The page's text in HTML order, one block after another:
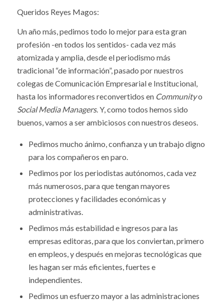
Queridos Reyes Magos:
Un año más, pedimos todo lo mejor para esta gran
profesión -en todos los sentidos- cada vez más
atomizada y amplia, desde el periodismo más
tradicional “de información”, pasado por nuestros
colegas de Comunicación Empresarial e Institucional,
hasta los informadores reconvertidos en Communityo
Social Media Managers. Y, como todos hemos sido
buenos, vamos a ser ambiciosos con nuestros deseos.
Pedimos mucho ánimo, confianza y un trabajo digno
para los compañeros en paro.
Pedimos por los periodistas autónomos, cada vez
más numerosos, para que tengan mayores
protecciones y facilidades económicas y
administrativas.
Pedimos más estabilidad e ingresos para las
empresas editoras, para que los conviertan, primero
en empleos, y después en mejoras tecnológicas que
les hagan ser más eficientes, fuertes e
independientes.
Pedimos un esfuerzo mayor a las administraciones